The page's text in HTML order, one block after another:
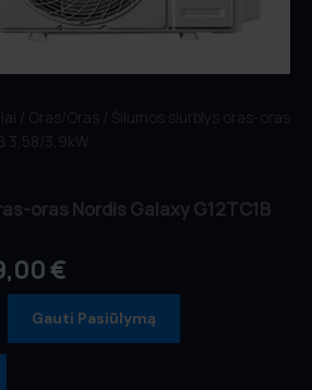
/ Oras/Oras / Šilumos siurblys oras-oras
3,58/3,9kW
oras Nordis Galaxy G12TC1B
€
Gauti Pasiūlymą